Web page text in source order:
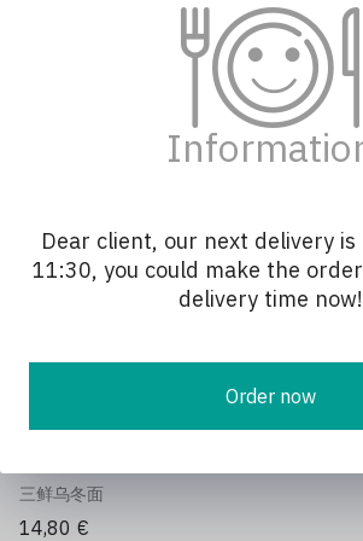
Dear client, our next delivery
11:30, you could make the
delivery time now!
Order now
32. Udon mit Rindfleisch, schwarzer
Pfeffersauce （1,2,3,4,c,f,j,k）
33. Bami Duck mit knuspriger Ente
14,80 €
34. Udon mit Hühnerfleisch,
三鲜乌冬面
14,80 €